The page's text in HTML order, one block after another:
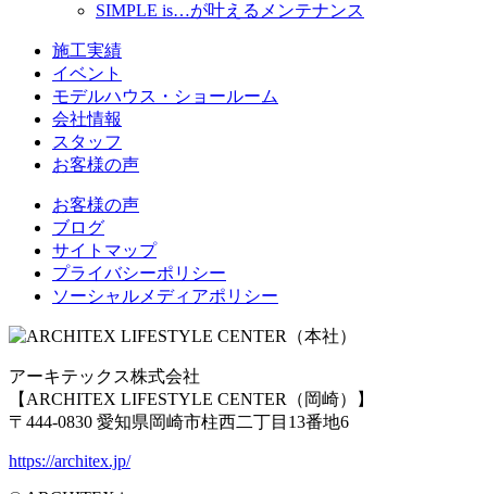
SIMPLE is…が叶えるメンテナンス
施工実績
イベント
モデルハウス・ショールーム
会社情報
スタッフ
お客様の声
お客様の声
ブログ
サイトマップ
プライバシーポリシー
ソーシャルメディアポリシー
アーキテックス株式会社
【ARCHITEX LIFESTYLE CENTER（岡崎）】
〒444-0830 愛知県岡崎市柱西二丁目13番地6
https://architex.jp/